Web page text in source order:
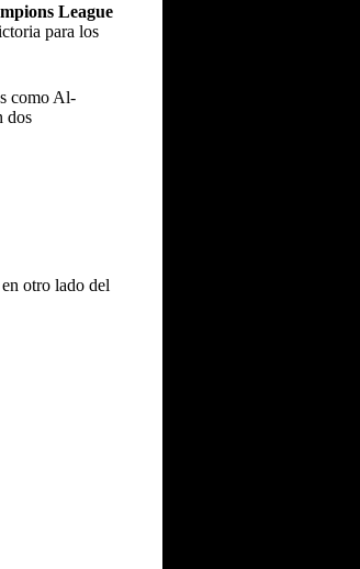
League
para los
como Al-
dos
otro lado del